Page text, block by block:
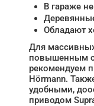
В гараже
Обладают
Для
повышенным
рекомендуем
Hörmann.
удобными,
приводом